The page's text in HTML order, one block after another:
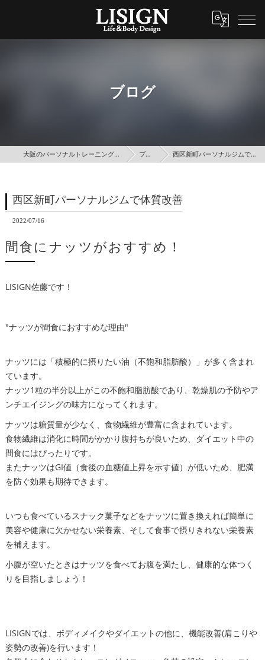
ブログ
大阪のパーソナルトレーニングはLISIGN ブログ 西区新町パーソナルジムで体質改善
西区新町パーソナルジムで体質改善
2022/07/16
間食にナッツがおすすめ！
LISIGN佐藤です！
"ナッツが間食におすすめな理由"
ナッツには「積極的に摂りたい油（不飽和脂肪酸）」が多く含まれ
ています。
ナッツ1粒の半分以上がこの不飽和脂肪酸であり、乾燥肌の予防やア
ンチエイジングの味方になってくれます。
ナッツは糖質量が少なく、食物繊維が豊富に含まれています。
食物繊維は消化に時間がかかり腹持ちが良いため、ダイエット中の
間食にはぴったりです。
またナッツはGI値（食後の血糖値上昇を示す値）が低いため、肥満
を防ぐ効果も期待できます。
いつも食べているスナック菓子などをナッツに置き換えれば簡単に
美容や健康に欠かせない栄養素、そして食事で摂りきれない栄養素
を補えます。
小腹が空いたときはナッツを食べてお腹を満たし、健康的な体つく
りを目指しましょう！
LISIGNでは、ボディメイクやダイエットの他に、機能改善(肩こりや
姿勢の改善)を行います！